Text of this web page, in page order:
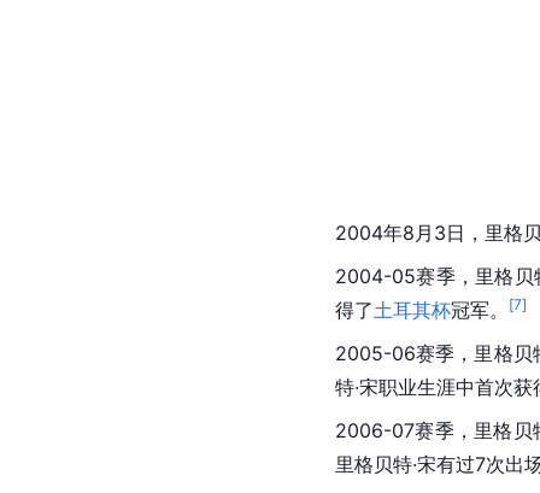
2004年8月3日，里格
2004-05赛季，里格贝
得了土耳其杯冠军。 [7]
2005-06赛季，里格贝
特·宋职业生涯中首次
2006-07赛季，里格贝
里格贝特·宋有过7次出